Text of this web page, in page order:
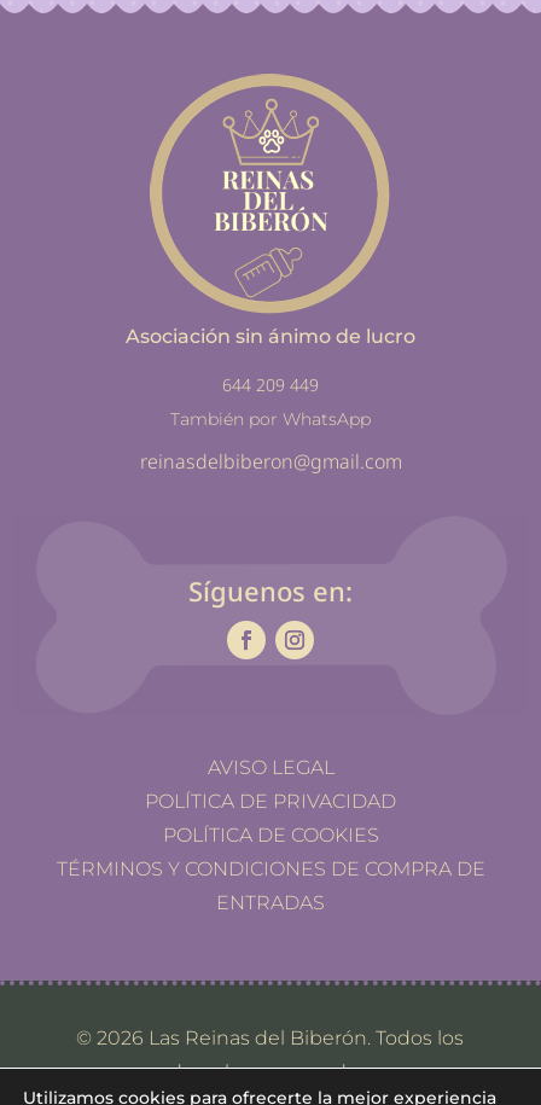
Asociación sin ánimo de lucro
644 209 449
También por WhatsApp
reinasdelbiberon@gmail.com
Síguenos en:
AVISO LEGAL
POLÍTICA DE PRIVACIDAD
POLÍTICA DE COOKIES
TÉRMINOS Y CONDICIONES DE COMPRA DE
ENTRADAS
© 2026 Las Reinas del Biberón. Todos los
derechos reservados.
Utilizamos cookies para ofrecerte la mejor experiencia